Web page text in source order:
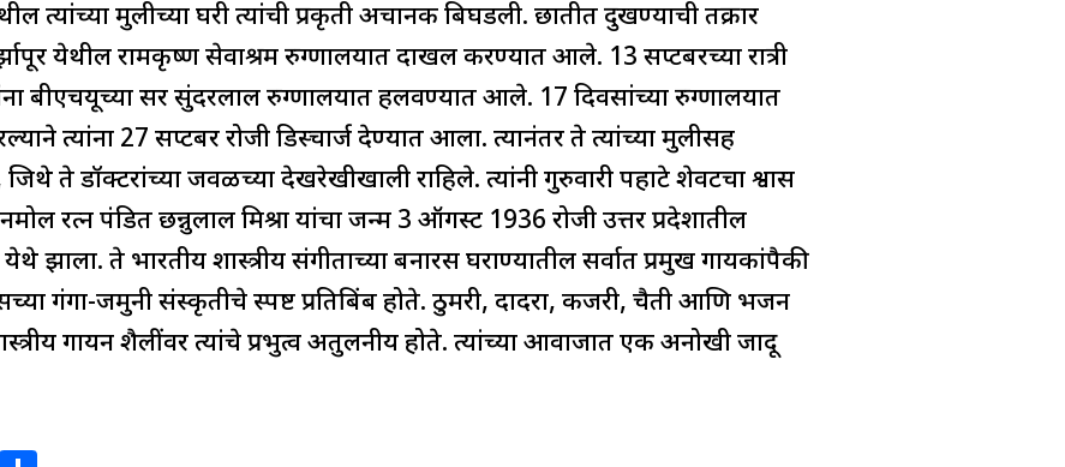
त्यांच्या मुलीच्या घरी त्यांची प्रकृती अचानक बिघडली. छातीत दुखण्याची तक्रार
येथील रामकृष्ण सेवाश्रम रुग्णालयात दाखल करण्यात आले. 13 सप्टेंबरच्या रात्री
बीएचयूच्या सर सुंदरलाल रुग्णालयात हलवण्यात आले. 17 दिवसांच्या रुग्णालयात
त्यांना 27 सप्टेंबर रोजी डिस्चार्ज देण्यात आला. त्यानंतर ते त्यांच्या मुलीसह
जिथे ते डॉक्टरांच्या जवळच्या देखरेखीखाली राहिले. त्यांनी गुरुवारी पहाटे शेवटचा श्वास
रत्न पंडित छन्नुलाल मिश्रा यांचा जन्म 3 ऑगस्ट 1936 रोजी उत्तर प्रदेशातील
झाला. ते भारतीय शास्त्रीय संगीताच्या बनारस घराण्यातील सर्वात प्रमुख गायकांपैकी
गंगा-जमुनी संस्कृतीचे स्पष्ट प्रतिबिंब होते. ठुमरी, दादरा, कजरी, चैती आणि भजन
गायन शैलींवर त्यांचे प्रभुत्व अतुलनीय होते. त्यांच्या आवाजात एक अनोखी जादू